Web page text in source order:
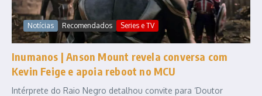
Notícias Recomendados Series e TV
Inumanos | Anson Mount revela conversa com
Kevin Feige e apoia reboot no MCU
Intérprete do Raio Negro detalhou convite para ‘Doutor